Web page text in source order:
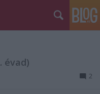
évad)
2